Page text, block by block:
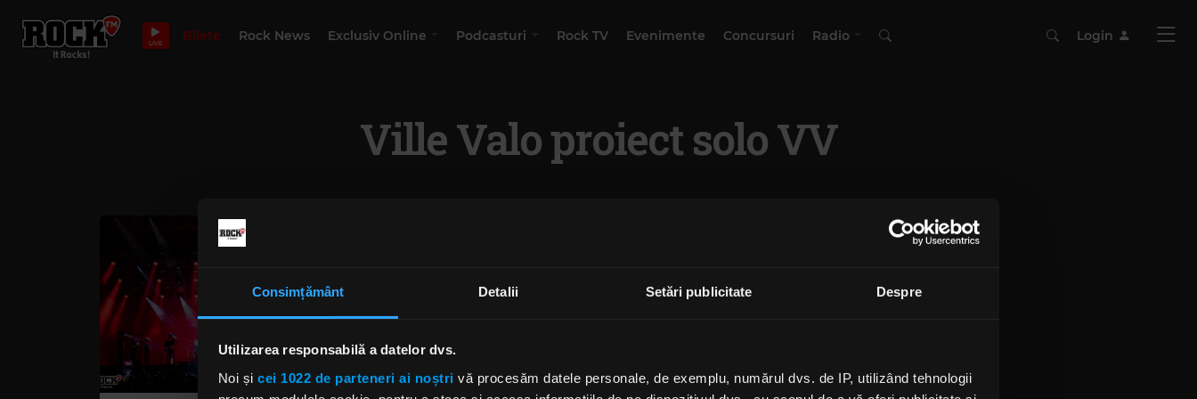
Consimțământ Detalii Setări publicitate Despre
Utilizarea responsabilă a datelor dvs.
Noi și cei 1022 de parteneri ai noștri vă procesăm datele personale, de exemplu, numărul dvs. de IP, utilizând tehnologii
LIVE Bilete Rock News Exclusiv Online Podcasturi Rock TV Evenimente Concursuri Radio Login
Ville Valo proiect solo VV